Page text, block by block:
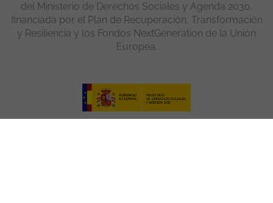
del Ministerio de Derechos Sociales y Agenda 2030,
financiada por el Plan de Recuperación, Transformación
y Resiliencia y los Fondos NextGeneration de la Unión
Europea.